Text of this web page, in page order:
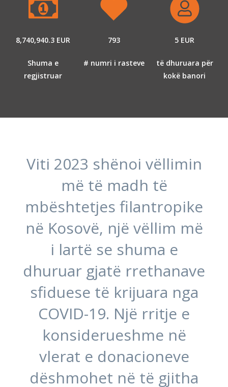
8,740,940.3 EUR
Shuma e
regjistruar
793
# numri i rasteve
5 EUR
të dhuruara për
kokë banori
Viti 2023 shënoi vëllimin
më të madh të
mbështetjes filantropike
në Kosovë, një vëllim më
i lartë se shuma e
dhuruar gjatë rrethanave
sfiduese të krijuara nga
COVID-19. Një rritje e
konsiderueshme në
vlerat e donacioneve
dëshmohet në të gjitha